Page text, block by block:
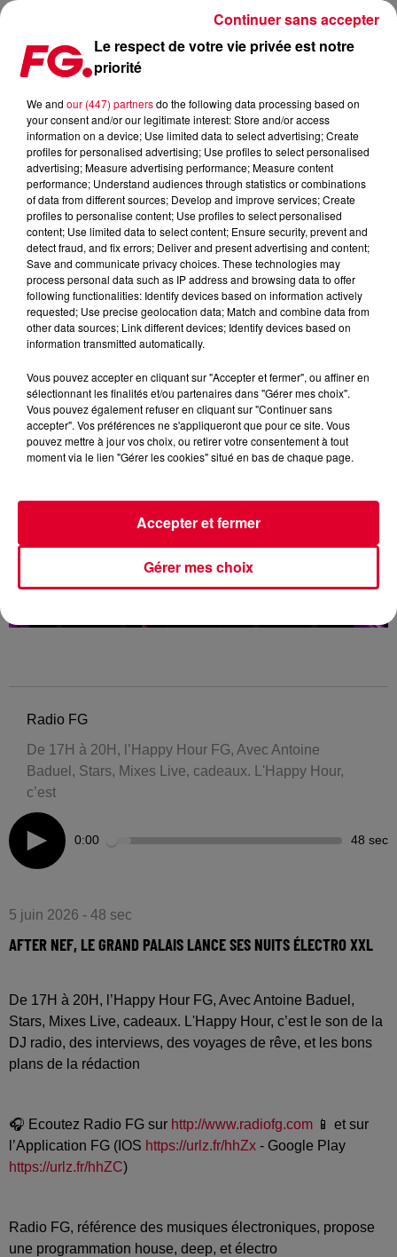
AFTER NEF, LE GRAND PALAIS LANCE SES NUITS ÉLECTRO
Radio FG
De 17H à 20H, l’Happy Hour FG, Avec Antoine
Baduel, Stars, Mixes Live, cadeaux. L'Happy Hour,
c’est
0:00 48 sec
5 juin 2026 - 48 sec
AFTER NEF, LE GRAND PALAIS LANCE SES NUITS ÉLECTRO XXL
De 17H à 20H, l’Happy Hour FG, Avec Antoine Baduel,
Stars, Mixes Live, cadeaux. L'Happy Hour, c’est le son de la
DJ radio, des interviews, des voyages de rêve, et les bons
plans de la rédaction
🎧 Ecoutez Radio FG sur http://www.radiofg.com 📱 et sur
l’Application FG (IOS https://urlz.fr/hhZx - Google Play
https://urlz.fr/hhZC)
Radio FG, référence des musiques électroniques, propose
une programmation house, deep, et électro
Le respect de votre vie privée est notre
priorité
We and our (447) partnersdo the following data processing based on
your consent and/or our legitimate interest: Store and/or access
information on a device; Use limited data to select advertising; Create
profiles for personalised advertising; Use profiles to select personalised
advertising; Measure advertising performance; Measure content
performance; Understand audiences through statistics or combinations
of data from different sources; Develop and improve services; Create
profiles to personalise content; Use profiles to select personalised
content; Use limited data to select content; Ensure security, prevent and
detect fraud, and fix errors; Deliver and present advertising and content;
Save and communicate privacy choices. These technologies may
process personal data such as IP address and browsing data to offer
following functionalities: Identify devices based on information actively
requested; Use precise geolocation data; Match and combine data from
other data sources; Link different devices; Identify devices based on
information transmitted automatically.
Vous pouvez accepter en cliquant sur "Accepter et fermer", ou affiner en
sélectionnant les finalités et/ou partenaires dans "Gérer mes choix".
Vous pouvez également refuser en cliquant sur "Continuer sans
accepter". Vos préférences ne s'appliqueront que pour ce site. Vous
pouvez mettre à jour vos choix, ou retirer votre consentement à tout
moment via le lien "Gérer les cookies" situé en bas de chaque page.
Gérer mes choix
Accepter et fermer
Continuer sans accepter